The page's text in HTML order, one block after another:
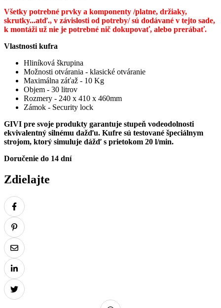
Všetky potrebné prvky a komponenty /platne, držiaky,
skrutky...atď., v závislosti od potreby/ sú dodávané v tejto sade,
k montáži už nie je potrebné nič dokupovať, alebo prerábať.
Vlastnosti kufra
Hliníková škrupina
Možnosti otvárania - klasické otváranie
Maximálna záťaž - 10 Kg
Objem - 30 litrov
Rozmery - 240 x 410 x 460mm
Zámok - Security lock
GIVI pre svoje produkty garantuje stupeň vodeodolnosti
ekvivalentný silnému dažďu. Kufre sú testované špeciálnym
strojom, ktorý simuluje dážď s prietokom 20 l/min.
Doručenie do 14 dní
Zdielajte